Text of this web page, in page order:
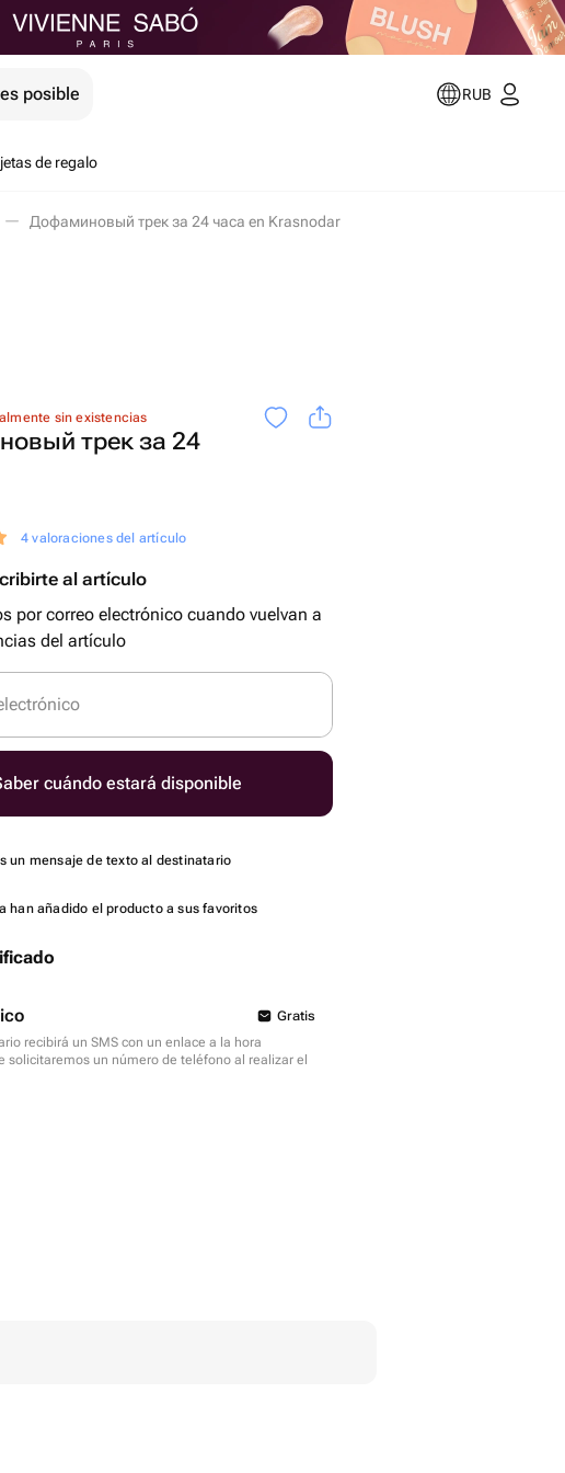
posible RUB
de regalo
Дофаминовый трек за 24 часа en Krasnodar
sin existencias
трек за 24
4 valoraciones del artículo
al artículo
por correo electrónico cuando vuelvan a
del artículo
cuándo estará disponible
un mensaje de texto al destinatario
han añadido el producto a sus favoritos
Gratis
recibirá un SMS con un enlace a la hora
solicitaremos un número de teléfono al realizar el